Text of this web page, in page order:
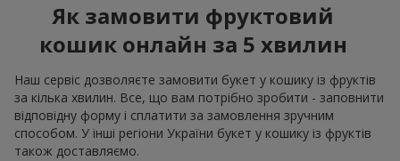
Як замовити фруктовий
кошик онлайн за 5 хвилин
Наш сервіс дозволяєте замовити букет у кошику із фруктів
за кілька хвилин. Все, що вам потрібно зробити - заповнити
відповідну форму і сплатити за замовлення зручним
способом. У інші регіони України букет у кошику із фруктів
також доставляємо.